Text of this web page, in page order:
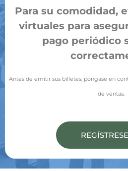
Para su comodidad,
virtuales para
pago periódico
Antes de emitir sus billetes, póngase en
de ventas.